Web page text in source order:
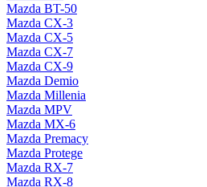
Mazda BT-50
Mazda CX-3
Mazda CX-5
Mazda CX-7
Mazda CX-9
Mazda Demio
Mazda Millenia
Mazda MPV
Mazda MX-6
Mazda Premacy
Mazda Protege
Mazda RX-7
Mazda RX-8